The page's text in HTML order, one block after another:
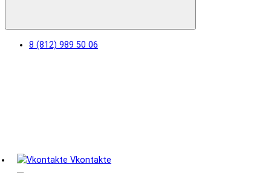
8 (812) 989 50 06
Vkontakte